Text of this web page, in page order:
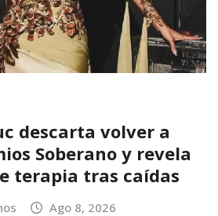
descarta volver a
Soberano y revela
terapia tras caídas
Ago 8, 2026